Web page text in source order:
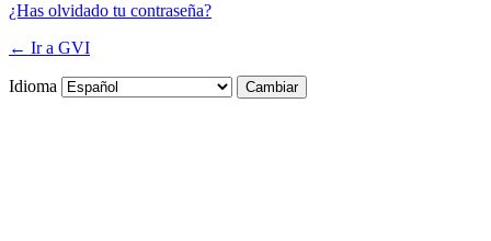
¿Has olvidado tu contraseña?
← Ir a GVI
Idioma